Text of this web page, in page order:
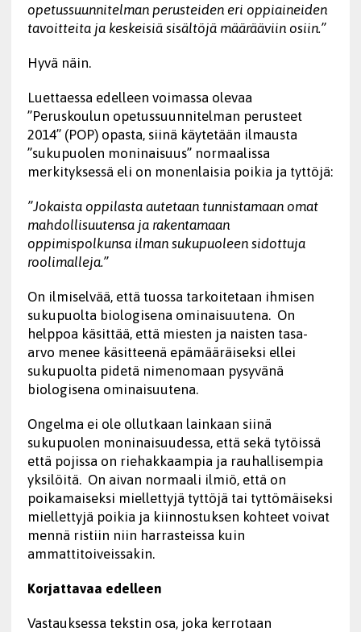
opetussuunnitelman perusteiden eri oppiaineiden
tavoitteita ja keskeisiä sisältöjä määrääviin osiin.”
Hyvä näin.
Luettaessa edelleen voimassa olevaa
”Peruskoulun opetussuunnitelman perusteet
2014” (POP) opasta, siinä käytetään ilmausta
”sukupuolen moninaisuus” normaalissa
merkityksessä eli on monenlaisia poikia ja tyttöjä:
”Jokaista oppilasta autetaan tunnistamaan omat
mahdollisuutensa ja rakentamaan
oppimispolkunsa ilman sukupuoleen sidottuja
roolimalleja.”
On ilmiselvää, että tuossa tarkoitetaan ihmisen
sukupuolta biologisena ominaisuutena. On
helppoa käsittää, että miesten ja naisten tasa-
arvo menee käsitteenä epämääräiseksi ellei
sukupuolta pidetä nimenomaan pysyvänä
biologisena ominaisuutena.
Ongelma ei ole ollutkaan lainkaan siinä
sukupuolen moninaisuudessa, että sekä tytöissä
että pojissa on riehakkaampia ja rauhallisempia
yksilöitä. On aivan normaali ilmiö, että on
poikamaiseksi miellettyjä tyttöjä tai tyttömäiseksi
miellettyjä poikia ja kiinnostuksen kohteet voivat
mennä ristiin niin harrasteissa kuin
ammattitoiveissakin.
Korjattavaa edelleen
Vastauksessa tekstin osa, joka kerrotaan